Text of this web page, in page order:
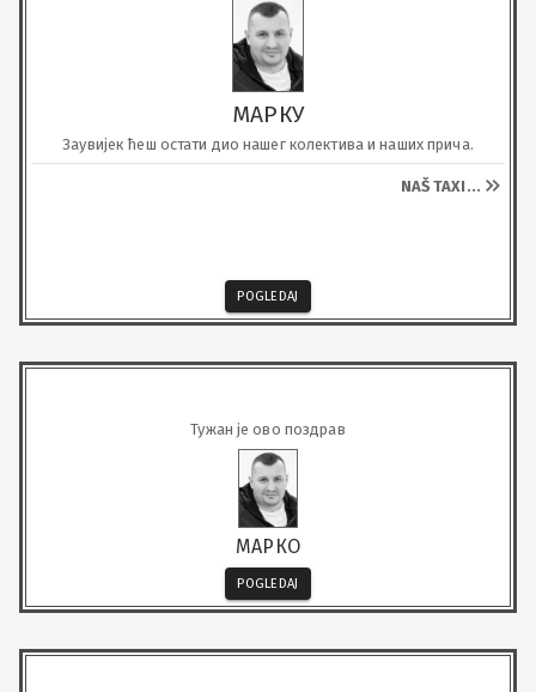
МАРКУ
Заувијек ћеш остати дио нашег колектива и наших прича.
NAŠ TAXI ...
POGLEDAJ
Тужан је ово поздрав
МАРКО
POGLEDAJ